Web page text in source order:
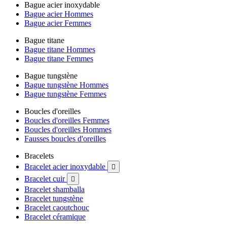
Bague acier inoxydable
Bague acier Hommes
Bague acier Femmes
Bague titane
Bague titane Hommes
Bague titane Femmes
Bague tungstène
Bague tungstène Hommes
Bague tungstène Femmes
Boucles d'oreilles
Boucles d'oreilles Femmes
Boucles d'oreilles Hommes
Fausses boucles d'oreilles
Bracelets
Bracelet acier inoxydable

Bracelet cuir 
Bracelet shamballa
Bracelet tungstène
Bracelet caoutchouc
Bracelet céramique